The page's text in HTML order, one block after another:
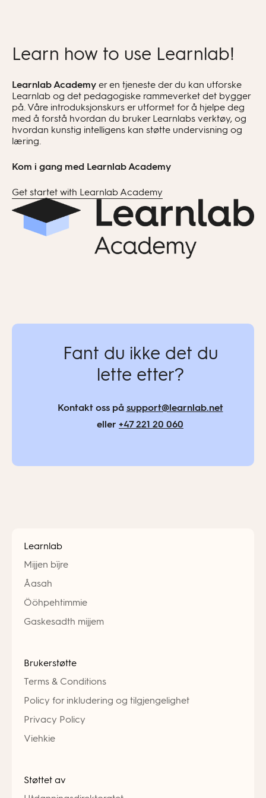
Learn how to use Learnlab!
Learnlab Academy er en tjeneste der du kan utforske
Learnlab og det pedagogiske rammeverket det bygger
på. Våre introduksjonskurs er utformet for å hjelpe deg
med å forstå hvordan du bruker Learnlabs verktøy, og
hvordan kunstig intelligens kan støtte undervisning og
læring.
Kom i gang med Learnlab Academy
Get startet with Learnlab Academy
Fant du ikke det du
lette etter?
Kontakt oss på support@learnlab.net
eller +47 221 20 060
Learnlab
Mijjen bïjre
Åasah
Ööhpehtimmie
Gaskesadth mijjem
Brukerstøtte
Terms & Conditions
Policy for inkludering og tilgjengelighet
Privacy Policy
Viehkie
Støttet av